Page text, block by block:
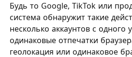
Будь то Google, TikTok или
система обнаружит такие
несколько аккаунтов с одного
одинаковые отпечатки
геолокация или одинаковое